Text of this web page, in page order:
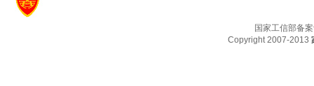
国家工信部备
Copyright 2007-2013